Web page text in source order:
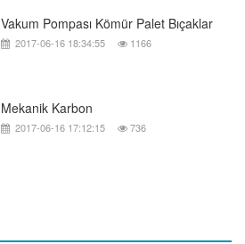
Vakum Pompası Kömür Palet Bıçaklar
2017-06-16 18:34:55 1166
Mekanik Karbon
2017-06-16 17:12:15 736